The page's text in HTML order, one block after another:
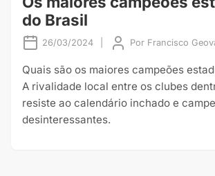
do Brasil
26/03/2024 Por Francisco
Quais são os maiores campeões
A rivalidade local entre os clubes
resiste ao calendário inchado e
desinteressantes.